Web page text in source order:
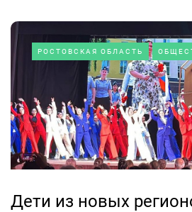
РОСТОВСКАЯ ОБЛАСТЬ
Дети из новых